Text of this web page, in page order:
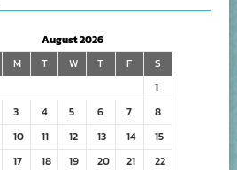
August 2026
M T W T F
S
1
3 4 5 6 7
8
10 11 12 13 14
15
17 18 19 20 21
22